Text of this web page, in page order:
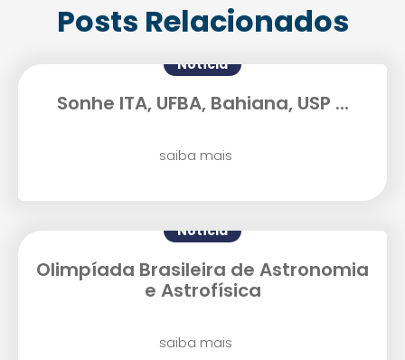
Posts Relacionados
Notícia
Sonhe ITA, UFBA, Bahiana, USP ...
saiba mais
Notícia
Olimpíada Brasileira de Astronomia
e Astrofísica
saiba mais
Enviei um E-mail